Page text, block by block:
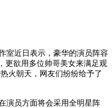
室近日表示，豪华的演员阵容
更欲用多位帅哥美女来满足观
火朝天，网友们纷纷给予了
演员方面将会采用全明星阵